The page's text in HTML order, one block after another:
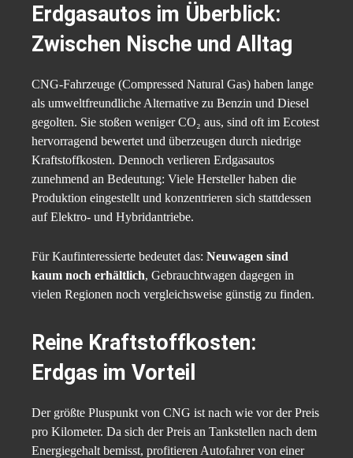
Erdgasautos im Überblick:
Zwischen Nische und Alltag
CNG-Fahrzeuge (Compressed Natural Gas) haben lange
als umweltfreundliche Alternative zu Benzin und Diesel
gegolten. Sie stoßen weniger CO₂ aus, sind oft im Ecotest
hervorragend bewertet und überzeugen durch niedrige
Kraftstoffkosten. Dennoch verlieren Erdgasautos
zunehmend an Bedeutung: Viele Hersteller haben die
Produktion eingestellt und konzentrieren sich stattdessen
auf Elektro- und Hybridantriebe.
Für Kaufinteressierte bedeutet das: Neuwagen sind
kaum noch erhältlich, Gebrauchtwagen dagegen in
vielen Regionen noch vergleichsweise günstig zu finden.
Reine Kraftstoffkosten:
Erdgas im Vorteil
Der größte Pluspunkt von CNG ist nach wie vor der Preis
pro Kilometer. Da sich der Preis an Tankstellen nach dem
Energiegehalt bemisst, profitieren Autofahrer von einer